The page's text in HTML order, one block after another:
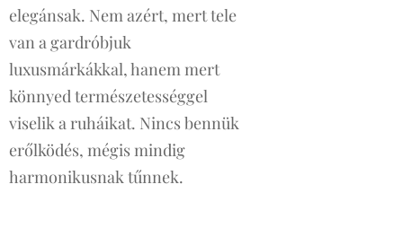
elegánsak. Nem azért, mert tele
van a gardróbjuk
luxusmárkákkal, hanem mert
könnyed természetességgel
viselik a ruháikat. Nincs bennük
erőlködés, mégis mindig
harmonikusnak tűnnek.